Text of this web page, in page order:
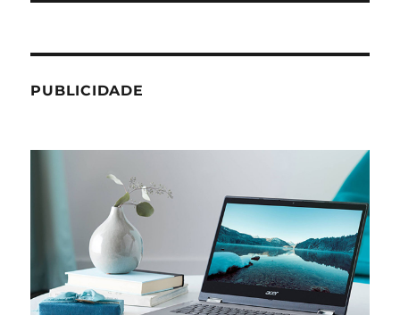
PUBLICIDADE